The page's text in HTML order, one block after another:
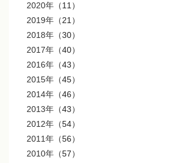
2020年 （11）
2019年 （21）
2018年 （30）
2017年 （40）
2016年 （43）
2015年 （45）
2014年 （46）
2013年 （43）
2012年 （54）
2011年 （56）
2010年 （57）